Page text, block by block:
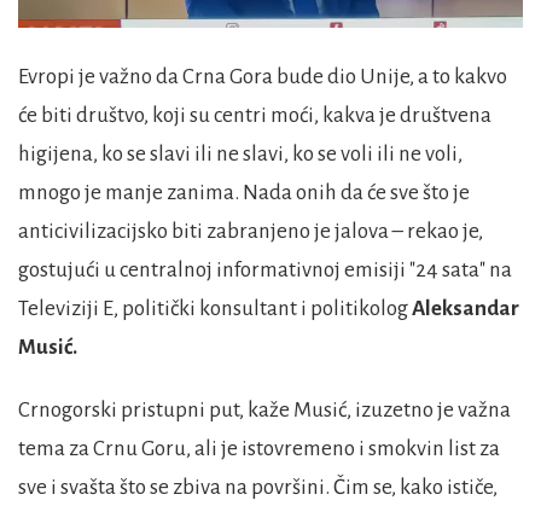
Evropi je važno da Crna Gora bude dio Unije, a to kakvo
će biti društvo, koji su centri moći, kakva je društvena
higijena, ko se slavi ili ne slavi, ko se voli ili ne voli,
mnogo je manje zanima. Nada onih da će sve što je
anticivilizacijsko biti zabranjeno je jalova – rekao je,
gostujući u centralnoj informativnoj emisiji "24 sata" na
Televiziji E, politički konsultant i politikologAleksandar
Musić.
Crnogorski pristupni put, kaže Musić, izuzetno je važna
tema za Crnu Goru, ali je istovremeno i smokvin list za
sve i svašta što se zbiva na površini. Čim se, kako ističe,